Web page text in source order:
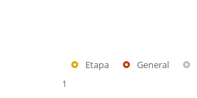
Etapa General